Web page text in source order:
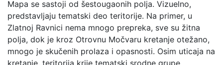
Mapa se sastoji od šestougaonih polja. Vizuelno,
predstavljaju tematski deo teritorije. Na primer, u
Zlatnoj Ravnici nema mnogo prepreka, sve su žitna
polja, dok je kroz Otrovnu Močvaru kretanje otežano,
mnogo je skučenih prolaza i opasnosti. Osim uticaja na